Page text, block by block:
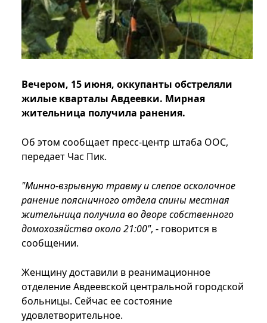
Вечером, 15 июня, оккупанты обстреляли
жилые кварталы Авдеевки. Мирная
жительница получила ранения.
Об этом сообщает пресс-центр штаба ООС,
передает Час Пик.
"Минно-взрывную травму и слепое осколочное
ранение поясничного отдела спины местная
жительница получила во дворе собственного
домохозяйства около 21:00", - говорится в
сообщении.
Женщину доставили в реанимационное
отделение Авдеевской центральной городской
больницы. Сейчас ее состояние
удовлетворительное.